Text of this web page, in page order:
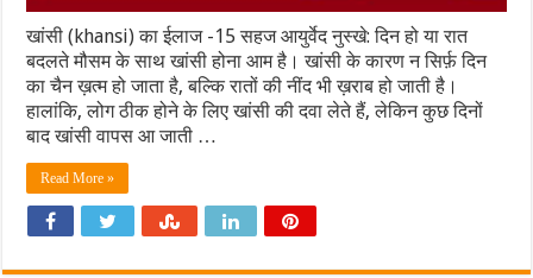
खांसी (khansi) का ईलाज -15 सहज आयुर्वेद नुस्खे: दिन हो या रात
बदलते मौसम के साथ खांसी होना आम है। खांसी के कारण न सिर्फ़ दिन
का चैन ख़त्म हो जाता है, बल्कि रातों की नींद भी ख़राब हो जाती है।
हालांकि, लोग ठीक होने के लिए खांसी की दवा लेते हैं, लेकिन कुछ दिनों
बाद खांसी वापस आ जाती …
Read More »